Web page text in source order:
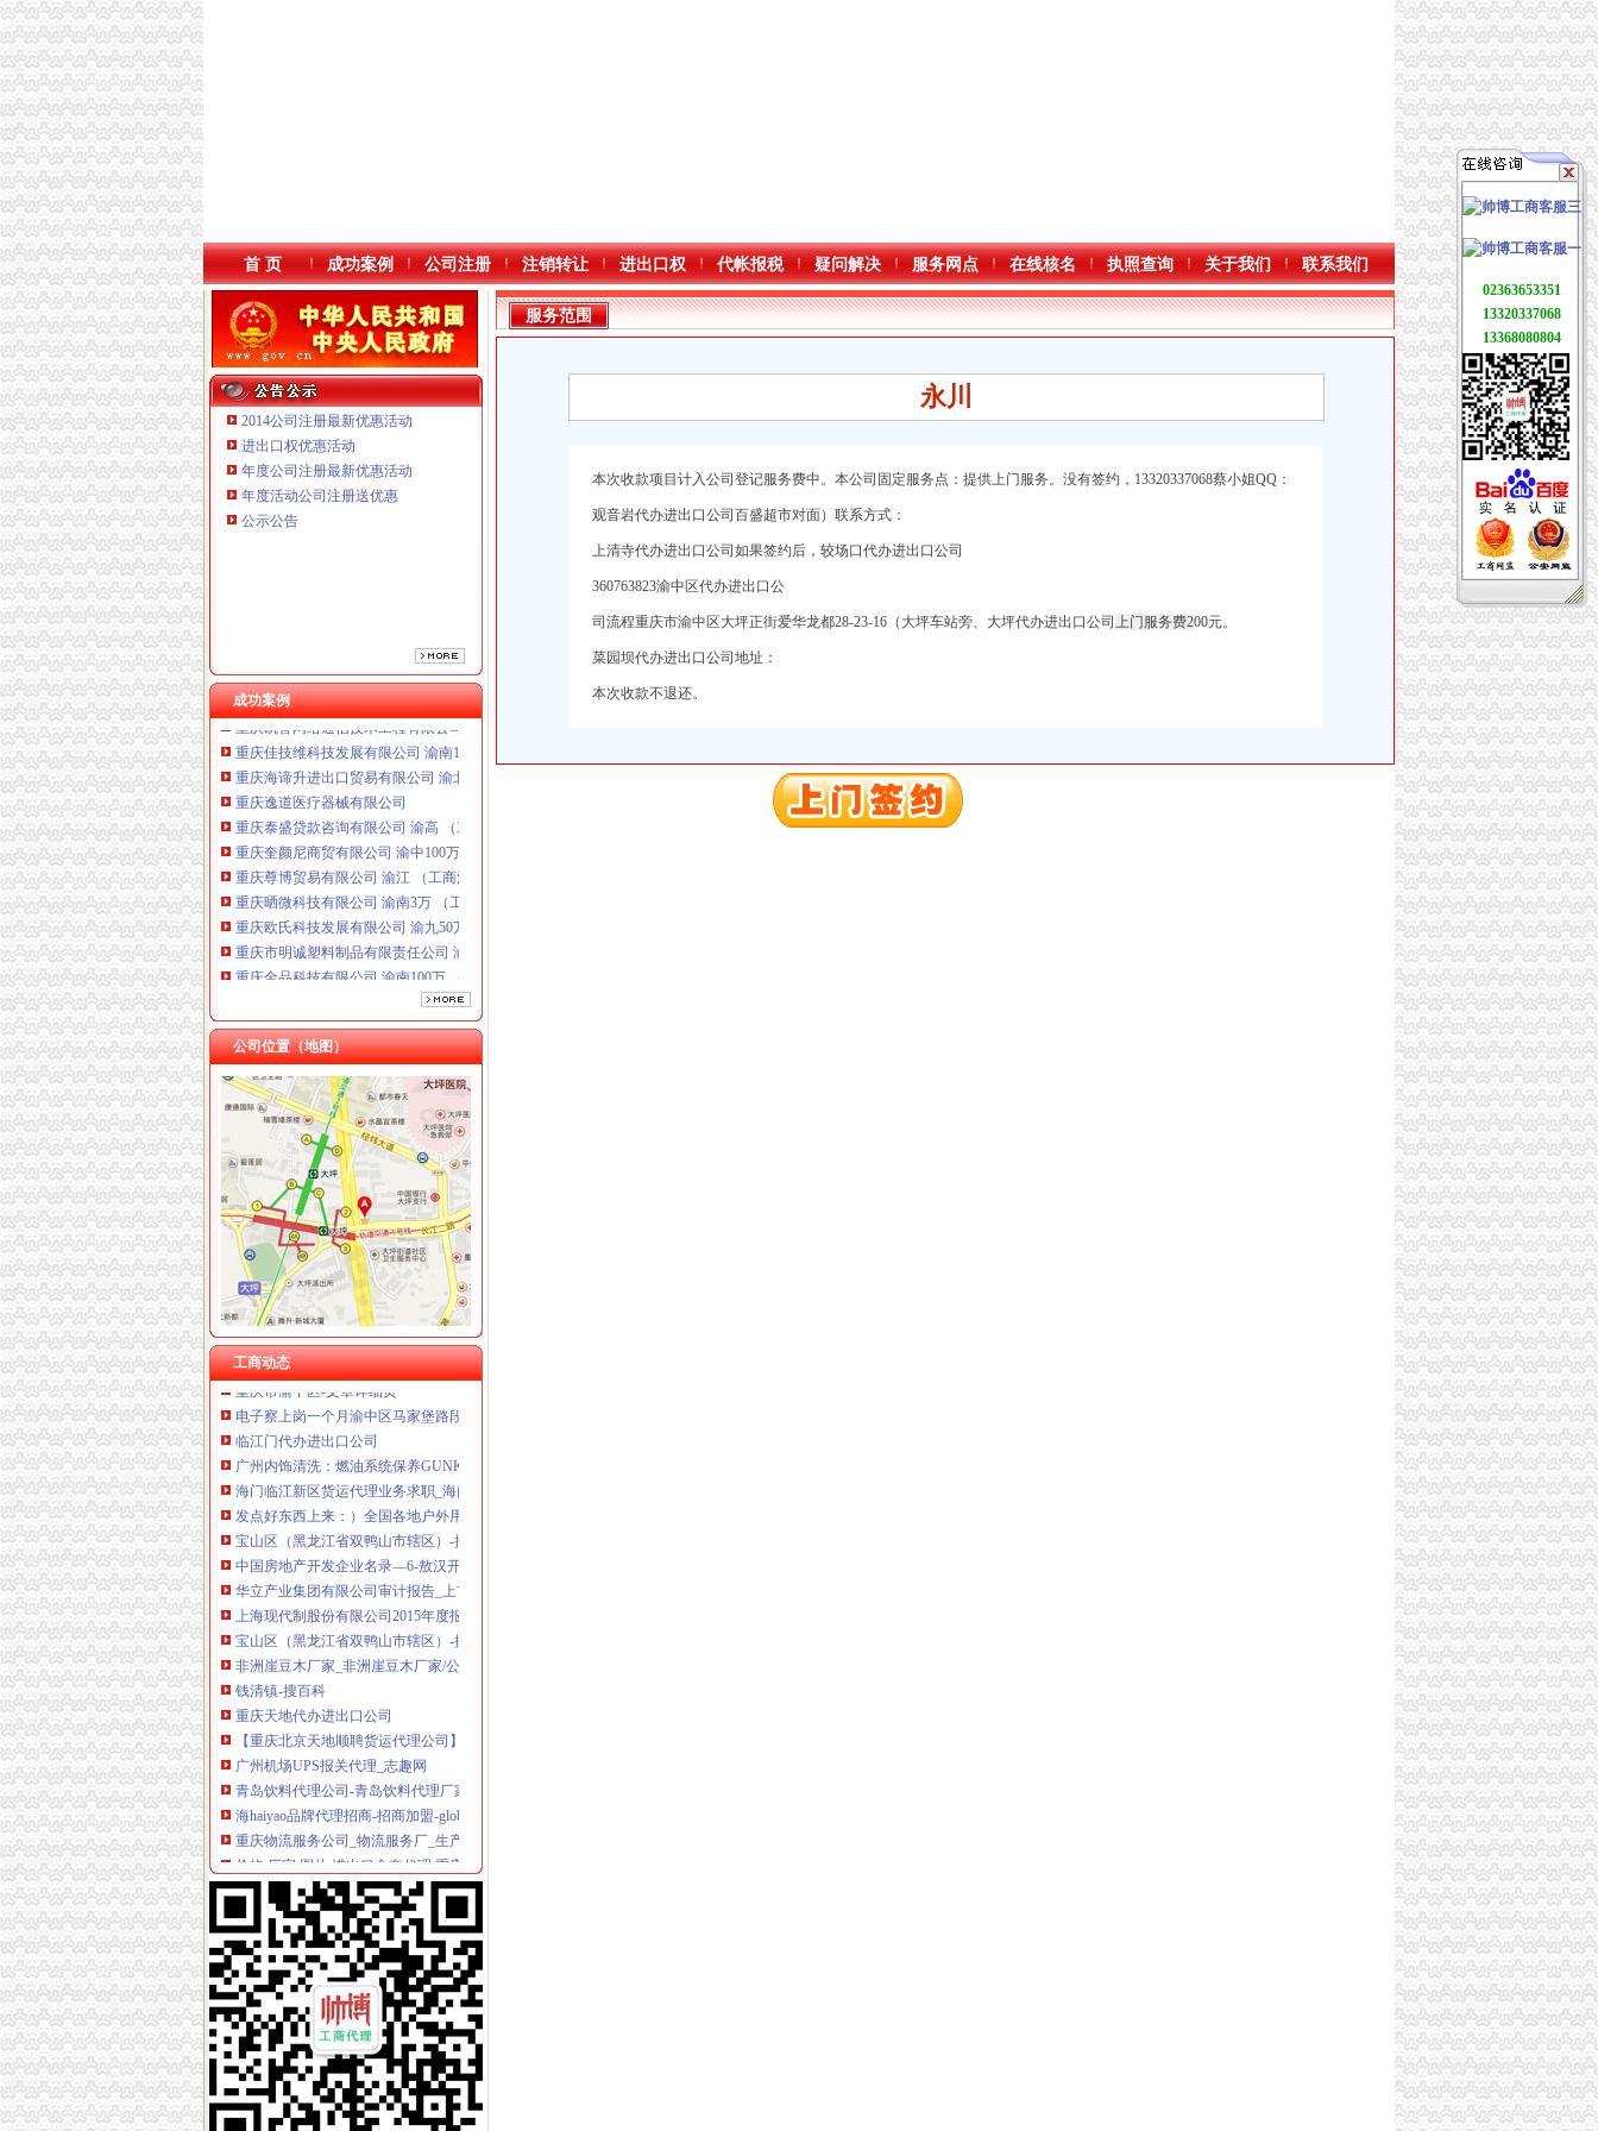
首 页 成功案例 公司注册 注销转让 进出口权 代帐报税 疑问解决 服务网点 在线核名 执照查询 关于我们 联系我们
2014公司注册最新优惠活动
进出口权优惠活动
年度公司注册最新优惠活动
年度活动公司注册送优惠
公示公告
成功案例
重庆海谛升进出口贸易有限公司 渝北100万 （进出口权）
重庆逸道医疗器械有限公司
重庆泰盛贷款咨询有限公司 渝高 （工商注册）
重庆市明诚塑料制品有限责任公司 渝高100万 （进出口权）
重庆金品科技有限公司 渝南100万 （进出口权）
重庆凯誉网络通信技术工程有限公司 渝中300万 （工商变更）
重庆佳技维科技发展有限公司 渝南100万 （进出口权）
重庆海谛升进出口贸易有限公司 渝北100万 （进出口权）
重庆逸道医疗器械有限公司
重庆泰盛贷款咨询有限公司 渝高 （工商注册）
重庆奎颜尼商贸有限公司 渝中100万 （工商注册）
重庆尊博贸易有限公司 渝江 （工商注册）
重庆晒微科技有限公司 渝南3万 （工商注册）
重庆欧氏科技发展有限公司 渝九50万 （进出口权）
重庆市明诚塑料制品有限责任公司 渝高100万 （进出口权）
重庆金品科技有限公司 渝南100万 （进出口权）
重庆凯誉网络通信技术工程有限公司 渝中300万 （工商变更）
重庆佳技维科技发展有限公司 渝南100万 （进出口权）
公司位置（地图）
工商动态
渝中区马家堡
渝中区马家堡小学2017招生范围,马家堡小学6月24日报名-小学教育-
【重庆市—渝中区】马家堡发廊偶遇品美少女（申请毕业-曲罢论坛
【招商银行渝中区马家堡自助银行】招商银行渝中区马家堡自助银行
重庆市渝中区马家堡小学评论怎么样-我要搜学网
【重庆市渝中区大坪制面厂马家堡饮食店】重庆市渝中区大坪制面厂
重庆市渝中区马家堡付食经营部长征付食门市_【信用信息_诉讼信息_
重庆市渝中区人民
重庆市渝中区马家堡小学附近住宿
重庆市渝中区-文章详细页
电子察上岗一个月渝中区马家堡路段变通畅重庆新闻联播—
临江门代办进出口公司
广州内饰清洗：燃油系统保养GUNKM2616-油箱及油管路清洗-广州
海门临江新区货运代理业务求职_海门临江新区货运代理业务找工作_
发点好东西上来：）全国各地户外用品店详解-旅游（Travel）版-北大
宝山区（黑龙江省双鸭山市辖区）-搜百科
中国房地产开发企业名录—6-敖汉开发区招商网-中国招商引资信
华立产业集团有限公司审计报告_上市公司_新浪财经_新浪网
上海现代制股份有限公司2015年度报告摘要_新浪财经_新浪网
宝山区（黑龙江省双鸭山市辖区）-搜百科
非洲崖豆木厂家_非洲崖豆木厂家/公司-阿里巴巴公司黄页
钱清镇-搜百科
重庆天地代办进出口公司
【重庆北京天地顺聘货运代理公司】网点,地址,电话,营业时间-大
广州机场UPS报关代理_志趣网
青岛饮料代理公司-青岛饮料代理厂家-|必途青岛饮料代理公司排行榜
海haiyao品牌代理招商-招商加盟-globrand（全球品牌网）
重庆物流服务公司_物流服务厂_生产厂家企业公司
价格,厂家,图片,进出口全套代理,重庆市金利国际货物代理有限
郑州报关代理黄页、郑州报关代理公司名录、郑州报关代理供应商、
第45页装货货代公司装货货运代理公司黄页装货货代企业查询-
比利时PP保险杠进口清关代理公司|如何操作_云同盟
重庆地铁隧道项目引进盾构机设备招标报关代理公司
朝天门代办进出口公司
重庆南岸茶园新区工商服务信息,提供新重庆南岸茶园新区财税服务
【2014年重庆美购贸易有限公司新招聘信息_电话_地址】-赶集网
朝天门火锅加盟_朝天门火锅加盟店_朝天门火锅加盟费多少-中国连锁网
重庆微商服装代理一手货源重庆女孩服装批发-服装服饰-供求信息-中国
【2014年重庆市名瑞服饰连锁有限公司新招聘信息_电话_地址】-赶
代办3000万公司执照转让代办3000万公司业务的费用-直辖市重庆咨
服务范围
永川
本次收款项目计入公司登记服务费中。本公司固定服务点：提供上门服务。没有签约，13320337068蔡小姐QQ：
观音岩代办进出口公司百盛超市对面）联系方式：
上清寺代办进出口公司如果签约后， 较场口代办进出口公司
360763823渝中区代办进出口公
司流程重庆市渝中区大坪正街爱华龙都28-23-16（大坪车站旁、大坪代办进出口公司 上门服务费200元。
菜园坝代办进出口公司地址：
本次收款不退还。
02363653351
13320337068
13368080804